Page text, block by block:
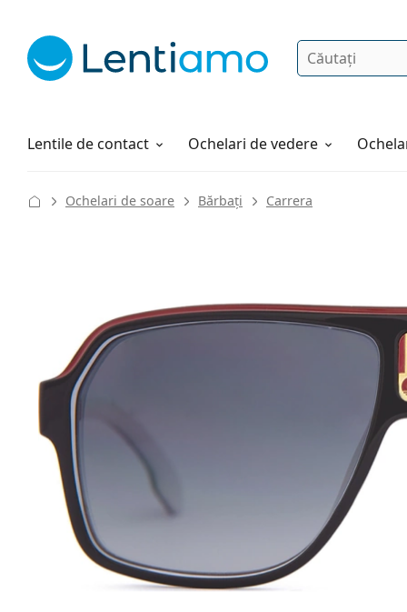
Căutare
Lentile de contact
Soluții Ochelari de vedere
Cum comandați
Ochelari de soare Bărbați Carrera
Înălțime lentilă Lățimea lentilei
Lățimea
lentilei